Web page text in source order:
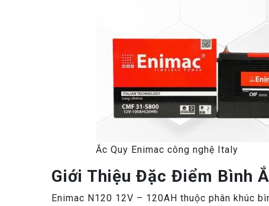
Ắc Quy Enimac công nghệ Italy
Giới Thiệu Đặc Điểm Bình
Enimac N120 12V – 120AH thuộc phân khúc